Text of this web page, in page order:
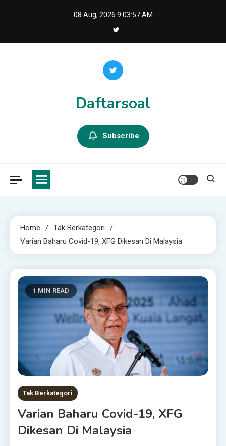
08 Aug, 2026 9:03:58 AM
Daftarsoal
Subscribe
Home
Tak Berkategori
Varian Baharu Covid-19, XFG Dikesan Di Malaysia
1 MIN READ
Tak Berkategori
Varian Baharu Covid-19, XFG
Dikesan Di Malaysia